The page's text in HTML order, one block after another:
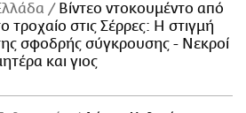
Βίντεο ντοκουμέντο από
τροχαίο στις Σέρρες: Η στιγμή
σφοδρής σύγκρουσης - Νεκροί
και γιος